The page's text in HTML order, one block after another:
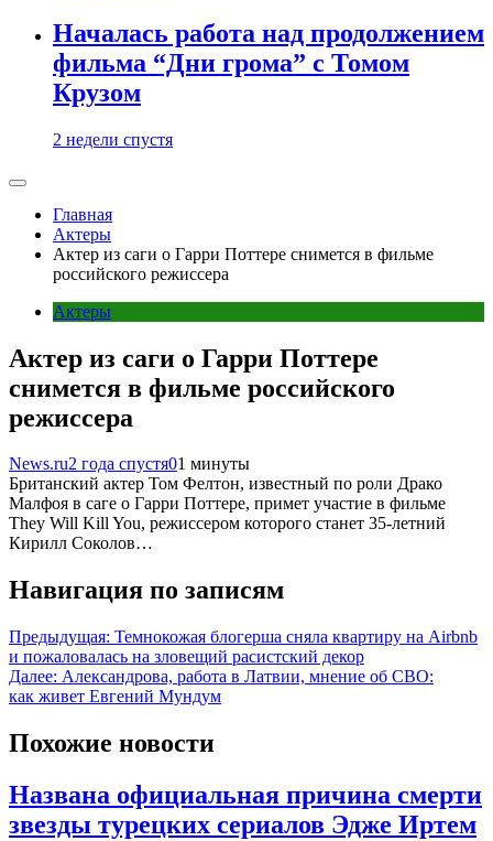
Началась работа над продолжением
фильма “Дни грома” с Томом
Крузом
2 недели спустя
Главная
Актеры
Актер из саги о Гарри Поттере снимется в фильме
российского режиссера
Актеры
Актер из саги о Гарри Поттере
снимется в фильме российского
режиссера
News.ru2 года спустя01 минуты
Британский актер Том Фелтон, известный по роли Драко
Малфоя в саге о Гарри Поттере, примет участие в фильме
They Will Kill You, режиссером которого станет 35-летний
Кирилл Соколов…
Навигация по записям
Предыдущая: Темнокожая блогерша сняла квартиру на Airbnb
и пожаловалась на зловещий расистский декор
Далее: Александрова, работа в Латвии, мнение об СВО:
как живет Евгений Мундум
Похожие новости
Названа официальная причина смерти
звезды турецких сериалов Эдже Иртем